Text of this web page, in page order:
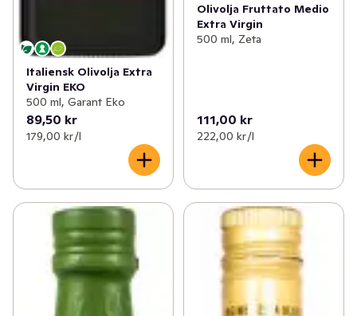
Italiensk Olivolja Extra
Virgin EKO
500 ml, Garant Eko
89,50 kr
179,00 kr /l
Olivolja Fruttato Medio
Extra Virgin
500 ml, Zeta
111,00 kr
222,00 kr /l